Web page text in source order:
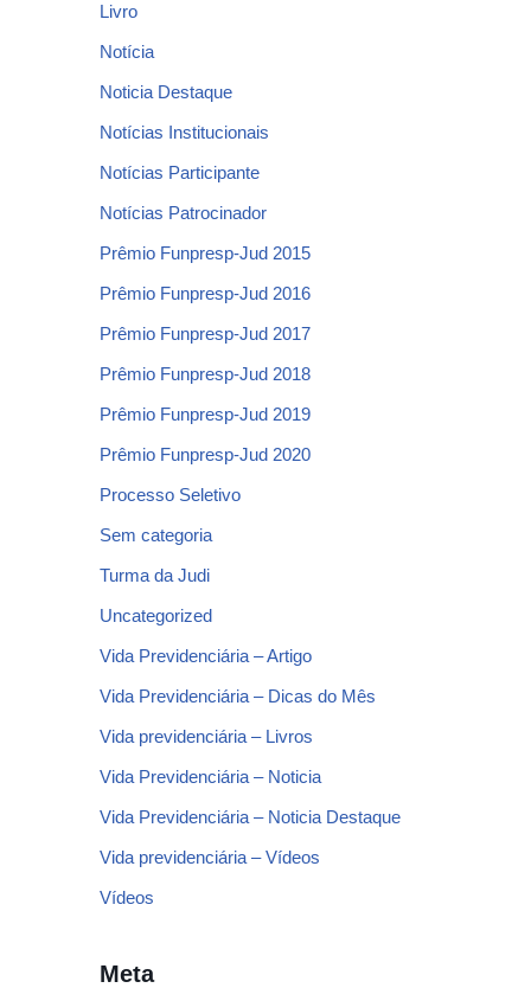
Livro
Notícia
Noticia Destaque
Notícias Institucionais
Notícias Participante
Notícias Patrocinador
Prêmio Funpresp-Jud 2015
Prêmio Funpresp-Jud 2016
Prêmio Funpresp-Jud 2017
Prêmio Funpresp-Jud 2018
Prêmio Funpresp-Jud 2019
Prêmio Funpresp-Jud 2020
Processo Seletivo
Sem categoria
Turma da Judi
Uncategorized
Vida Previdenciária – Artigo
Vida Previdenciária – Dicas do Mês
Vida previdenciária – Livros
Vida Previdenciária – Noticia
Vida Previdenciária – Noticia Destaque
Vida previdenciária – Vídeos
Vídeos
Meta